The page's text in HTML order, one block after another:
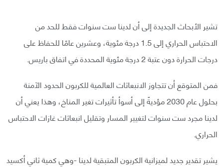
تشير الأبحاث الجديدة إلى أن لدينا ست سنوات فقط للحد من
الاحتباس الحراري إلى 1.5 درجة مئوية، وعشرين عامًا للحفاظ على
درجات الحرارة دون عتبة 2 درجة مئوية المحددة في اتفاق باريس.
فمن المتوقع أن تتجاوز الانبعاثات العالمية للكربون الحدود الآمنة
بحلول عام 2030 مؤديةً إلى أسوأ تأثيرات تغير المناخ، وهذا يعني أن
لدينا مجرد ست سنوات لتغيير المسار وتقليل انبعاثات غازات الاحتباس
الحراري.
يشير تقدير جديد لميزانية الكربون المتبقية لدينا -وهي كمية ثاني أكسيد